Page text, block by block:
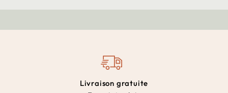
Livraison gratuite